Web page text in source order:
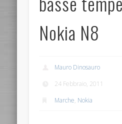
Nokia N8
Mauro Dinosauro
24 Febbraio, 2011
Marche, Nokia